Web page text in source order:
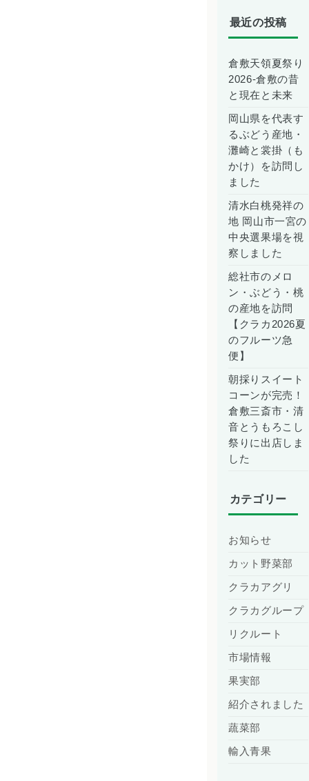
最近の投稿
倉敷天領夏祭り
2026-倉敷の昔
と現在と未来
岡山県を代表す
るぶどう産地・
灘崎と裳掛（も
かけ）を訪問し
ました
清水白桃発祥の
地 岡山市一宮の
中央選果場を視
察しました
総社市のメロ
ン・ぶどう・桃
の産地を訪問
【クラカ2026夏
のフルーツ急
便】
朝採りスイート
コーンが完売！
倉敷三斎市・清
音とうもろこし
祭りに出店しま
した
カテゴリー
お知らせ
カット野菜部
クラカアグリ
クラカグループ
リクルート
市場情報
果実部
紹介されました
蔬菜部
輸入青果